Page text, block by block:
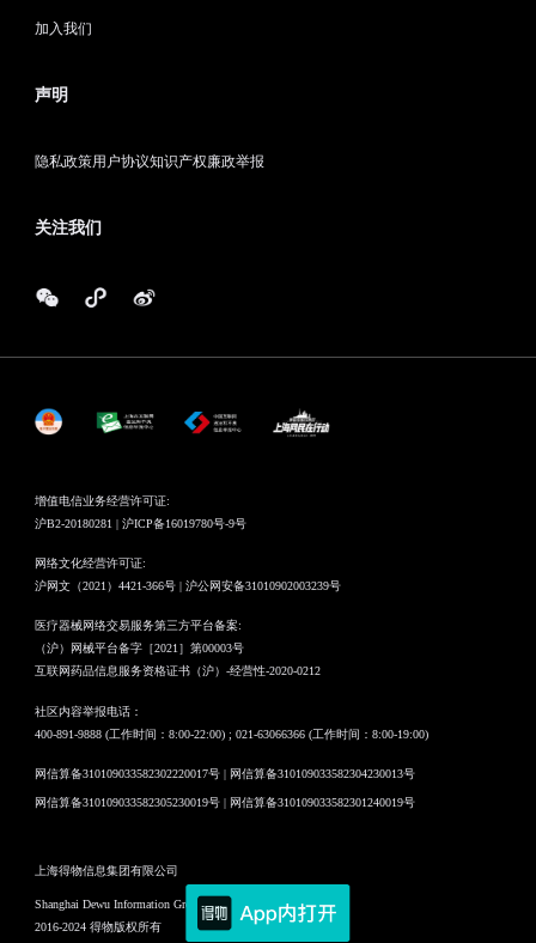
加入我们
声明
隐私政策用户协议知识产权廉政举报
关注我们
增值电信业务经营许可证:
沪B2-20180281 | 沪ICP备16019780号-9号
网络文化经营许可证:
沪网文（2021）4421-366号 | 沪公网安备31010902003239号
医疗器械网络交易服务第三方平台备案:
（沪）网械平台备字［2021］第00003号
互联网药品信息服务资格证书（沪）-经营性-2020-0212
社区内容举报电话：
400-891-9888 (工作时间：8:00-22:00) ; 021-63066366 (工作时间：8:00-19:00)
网信算备310109033582302220017号 | 网信算备310109033582304230013号
网信算备310109033582305230019号 | 网信算备310109033582301240019号
上海得物信息集团有限公司
Shanghai Dewu Information Group Co., Ltd.
2016-2024 得物版权所有